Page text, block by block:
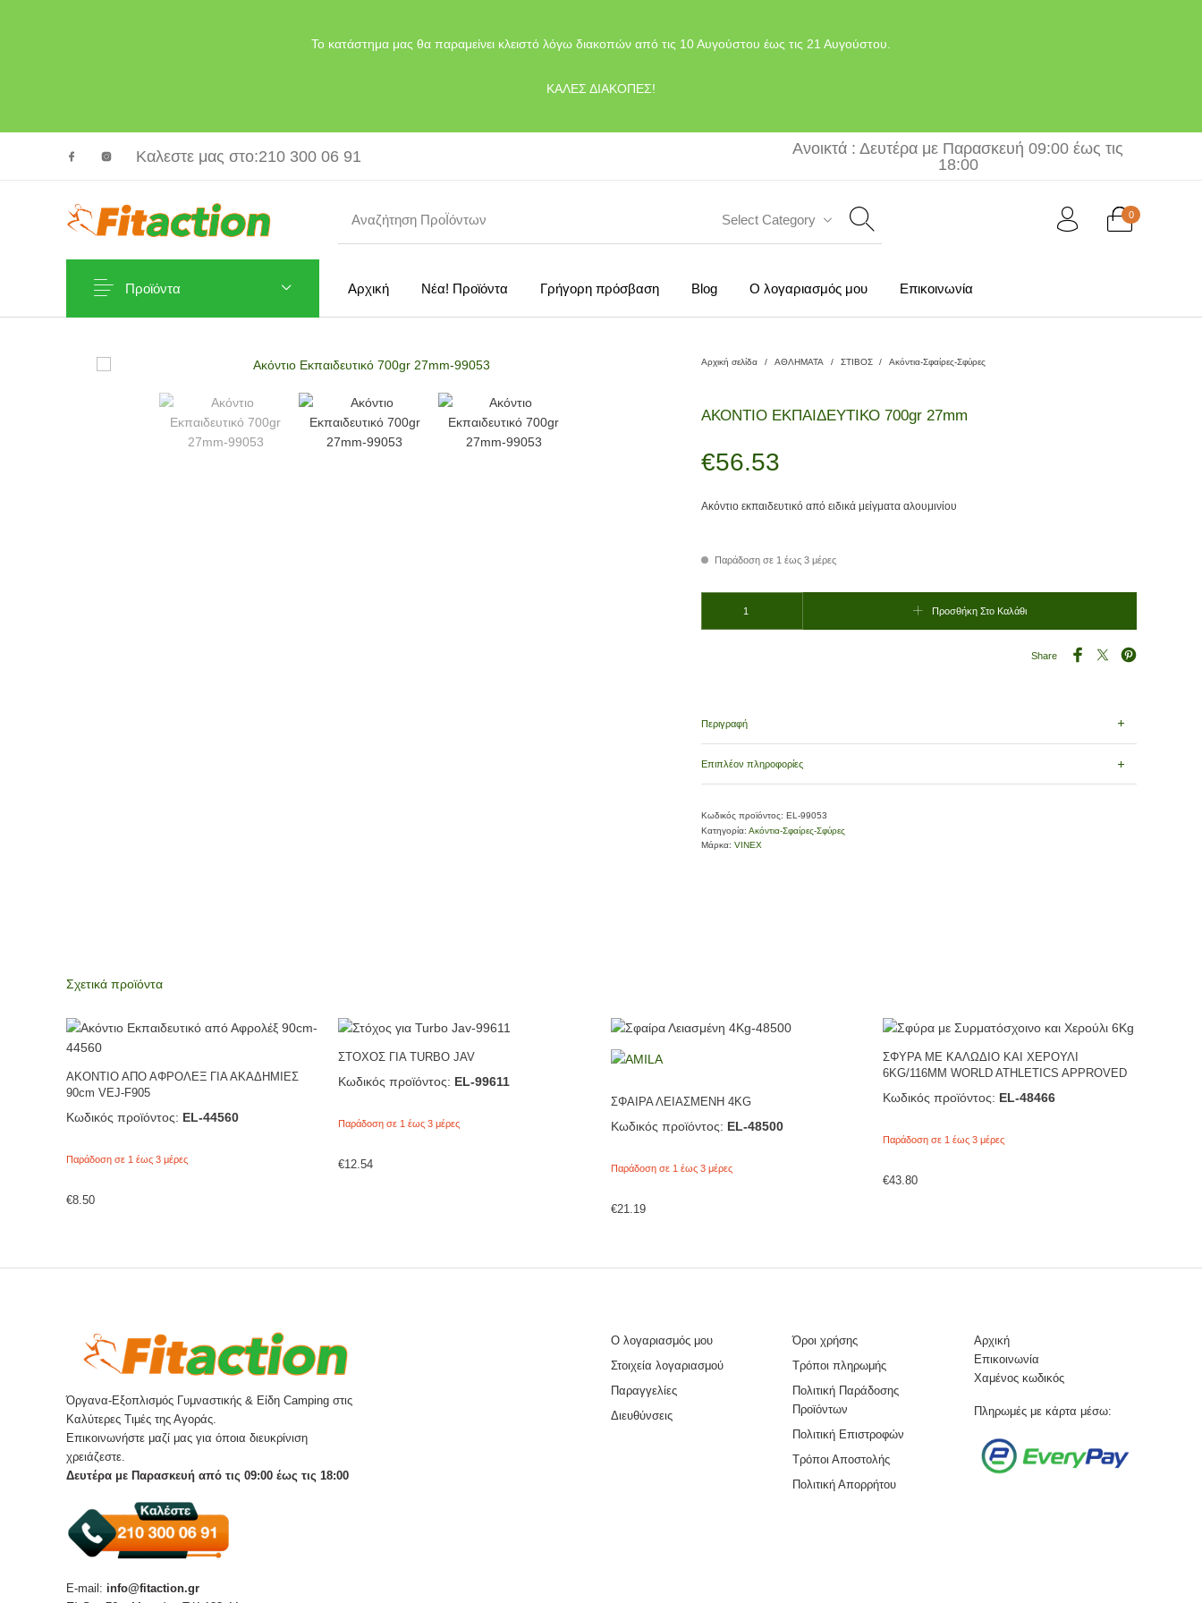
Το κατάστημα μας θα παραμείνει κλειστό λόγω διακοπών από τις 10 Αυγούστου έως τις 21 Αυγούστου.
ΚΑΛΕΣ ΔΙΑΚΟΠΕΣ!
Καλεστε μας στο:210 300 06 91
Ανοικτά : Δευτέρα με Παρασκευή 09:00 έως τις
18:00
Select Category 0
Αρχική Νέα! Προϊόντα Γρήγορη πρόσβαση Blog Ο λογαριασμός μου Επικοινωνία
Προϊόντα
Αρχική σελίδα / ΑΘΛΗΜΑΤΑ / ΣΤΙΒΟΣ / Ακόντια-Σφαίρες-Σφύρες
ΑΚΟΝΤΙΟ ΕΚΠΑΙΔΕΥΤΙΚΟ 700gr 27mm
€56.53
Ακόντιο εκπαιδευτικό από ειδικά μείγματα αλουμινίου
Παράδοση σε 1 έως 3 μέρες
Προσθήκη Στο Καλάθι
Share
Περιγραφή
Επιπλέον πληροφορίες
Κωδικός προϊόντος: EL-99053
Κατηγορία: Ακόντια-Σφαίρες-Σφύρες
Μάρκα: VINEX
Σχετικά προϊόντα
ΑΚΟΝΤΙΟ ΑΠΟ ΑΦΡΟΛΕΞ ΓΙΑ ΑΚΑΔΗΜΙΕΣ
90cm VEJ-F905
Κωδικός προϊόντος: EL-44560
Παράδοση σε 1 έως 3 μέρες
€8.50
ΣΤΟΧΟΣ ΓΙΑ TURBO JAV
Κωδικός προϊόντος: EL-99611
Παράδοση σε 1 έως 3 μέρες
€12.54
ΣΦΑΙΡΑ ΛΕΙΑΣΜΕΝΗ 4KG
Κωδικός προϊόντος: EL-48500
Παράδοση σε 1 έως 3 μέρες
€21.19
ΣΦΥΡΑ ΜΕ ΚΑΛΩΔΙΟ ΚΑΙ ΧΕΡΟΥΛΙ
6KG/116MM WORLD ATHLETICS APPROVED
Κωδικός προϊόντος: EL-48466
Παράδοση σε 1 έως 3 μέρες
€43.80
Όργανα-Εξοπλισμός Γυμναστικής & Είδη Camping στις
Καλύτερες Τιμές της Αγοράς.
Επικοινωνήστε μαζί μας για όποια διευκρίνιση
χρειάζεστε.
Δευτέρα με Παρασκευή από τις 09:00 έως τις 18:00
E-mail: info@fitaction.gr
Ο λογαριασμός μου
Στοιχεία λογαριασμού
Παραγγελίες
Διευθύνσεις
Όροι χρήσης
Τρόποι πληρωμής
Πολιτική Παράδοσης
Προϊόντων
Πολιτική Επιστροφών
Τρόποι Αποστολής
Πολιτική Απορρήτου
Αρχική
Επικοινωνία
Χαμένος κωδικός
Πληρωμές με κάρτα μέσω: